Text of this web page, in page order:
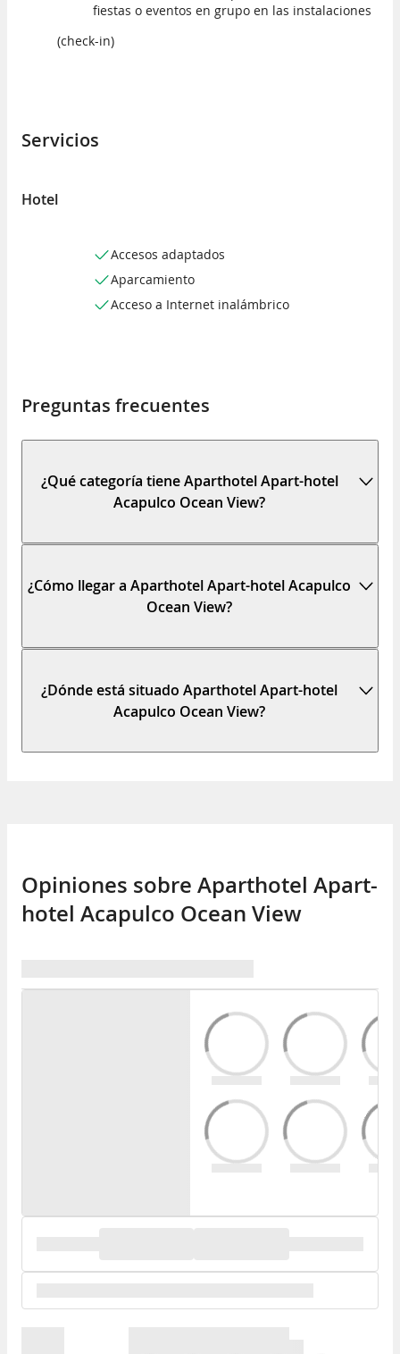
fiestas o eventos en grupo en las instalaciones
(check-in)
Servicios
Hotel
Accesos adaptados
Aparcamiento
Acceso a Internet inalámbrico
Preguntas frecuentes
¿Qué categoría tiene Aparthotel Apart-hotel
Acapulco Ocean View?
¿Cómo llegar a Aparthotel Apart-hotel Acapulco
Ocean View?
¿Dónde está situado Aparthotel Apart-hotel
Acapulco Ocean View?
Opiniones sobre Aparthotel Apart-
hotel Acapulco Ocean View